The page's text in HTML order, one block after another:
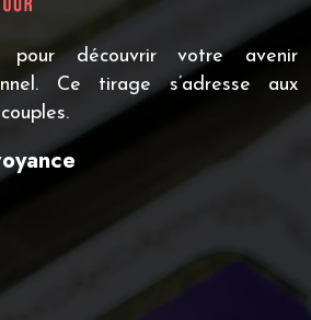
découvrir votre avenir
Ce tirage s’adresse aux